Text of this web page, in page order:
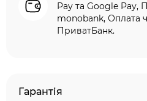
Pay та Google Pay,
monobank, Оплата
ПриватБанк.
Гарантія